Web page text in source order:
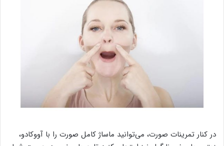
در کنار تمرینات صورت، می‌توانید ماساژ کامل صورت را با آووکادو،